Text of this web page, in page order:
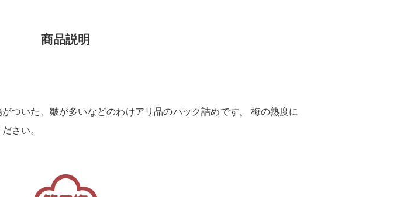
商品説明
ついた、皺が多いなどのわけアリ品のパック詰めです。 梅の熟度に
さい。